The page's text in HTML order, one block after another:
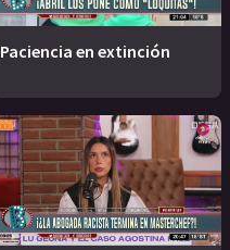
Paciencia en extinción